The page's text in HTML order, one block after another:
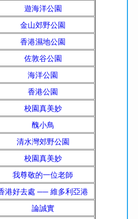
遊海洋公園
金山郊野公園
香港濕地公園
佐敦谷公園
海洋公園
香港公園
校園真美妙
醜小鳥
清水灣郊野公園
校園真美妙
我尊敬的一位老師
港好去處 ── 維多利亞港
論誠實